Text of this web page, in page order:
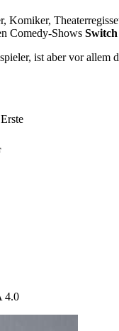
Komiker,
Comedy-Shows Switch
ist aber vor allem
4.0